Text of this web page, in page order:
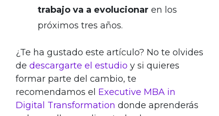
trabajo va a evolucionar en los
próximos tres años.
¿Te ha gustado este artículo? No te olvides
de descargarte el estudio y si quieres
formar parte del cambio, te
recomendamos el Executive MBA in
Digital Transformation donde aprenderás